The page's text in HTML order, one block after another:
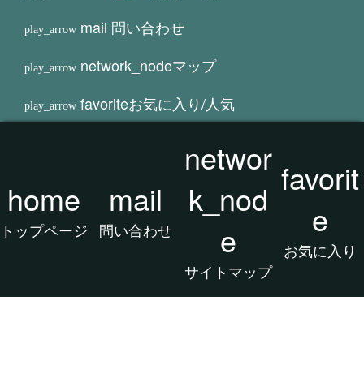
home
トップページ
mail
問い合わせ
networ
k_nod
e
サイトマップ
favorit
e
お気に入り
mail 問い合わせ
network_nodeマップ
favoriteお気に入り/人気